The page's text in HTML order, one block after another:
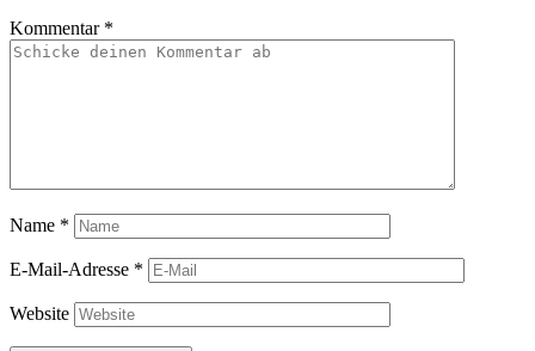
Kommentar *
Name *
E-Mail-Adresse *
Website